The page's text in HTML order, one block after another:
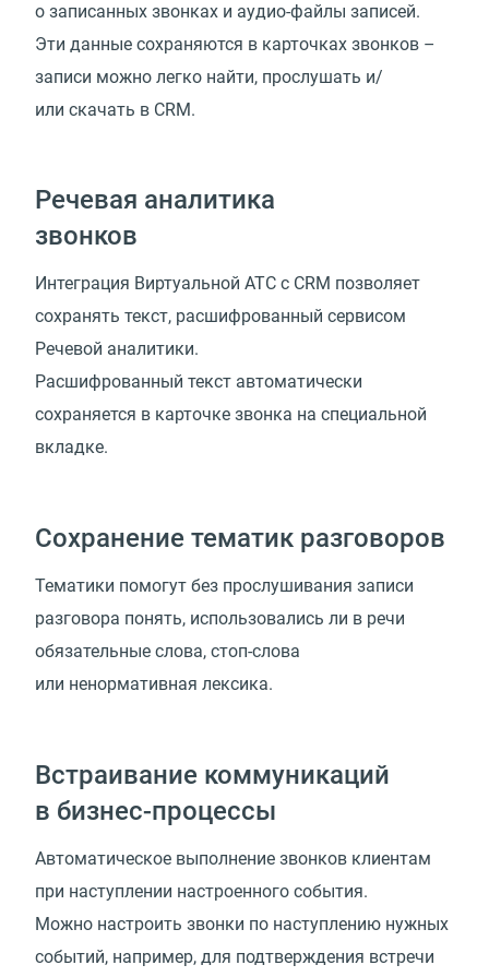
о записанных звонках и аудио-файлы записей.
Эти данные сохраняются в карточках звонков –
записи можно легко найти, прослушать и/
или скачать в CRM.
Речевая аналитика
звонков
Интеграция Виртуальной АТС с CRM позволяет
сохранять текст, расшифрованный сервисом
Речевой аналитики.
Расшифрованный текст автоматически
сохраняется в карточке звонка на специальной
вкладке.
Сохранение тематик разговоров
Тематики помогут без прослушивания записи
разговора понять, использовались ли в речи
обязательные слова, стоп-слова
или ненормативная лексика.
Встраивание коммуникаций
в бизнес-процессы
Автоматическое выполнение звонков клиентам
при наступлении настроенного события.
Можно настроить звонки по наступлению нужных
событий, например, для подтверждения встречи